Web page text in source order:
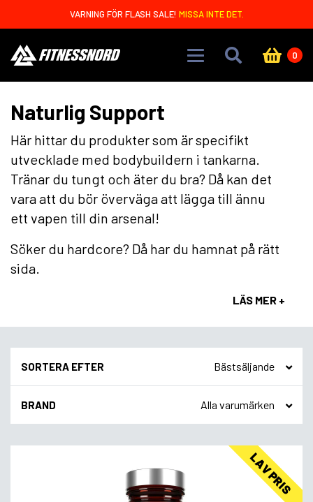
VARNING FÖR FLASH SALE! MISSA INTE DET.
0
Naturlig Support
Här hittar du produkter som är specifikt
utvecklade med bodybuildern i tankarna.
Tränar du tungt och äter du bra? Då kan det
vara att du bör överväga att lägga till ännu
ett vapen till din arsenal!
Söker du hardcore? Då har du hamnat på rätt
sida.
LÄS MER +
SORTERA EFTER
BRAND
LAV PRIS